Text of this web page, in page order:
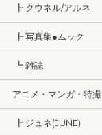
┣ クウネル/アルネ
┣ 写真集●ムック
┗ 雑誌
アニメ・マンガ・特撮
┣ ジュネ(JUNE)